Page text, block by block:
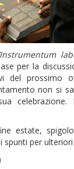
per la
del prossimo
non si
celebrazione.
estate,
spunti per